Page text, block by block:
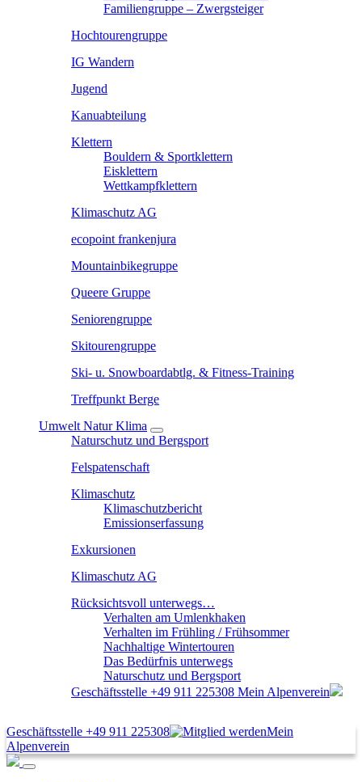
Familiengruppe – Zwergsteiger
Hochtourengruppe
IG Wandern
Jugend
Kanuabteilung
Klettern
Bouldern & Sportklettern
Eisklettern
Wettkampfklettern
Klimaschutz AG
ecopoint frankenjura
Mountainbikegruppe
Queere Gruppe
Seniorengruppe
Skitourengruppe
Ski- u. Snowboardabtlg. & Fitness-Training
Treffpunkt Berge
Umwelt Natur Klima
Naturschutz und Bergsport
Felspatenschaft
Klimaschutz
Klimaschutzbericht
Emissionserfassung
Exkursionen
Klimaschutz AG
Rücksichtsvoll unterwegs…
Verhalten am Umlenkhaken
Verhalten im Frühling / Frühsommer
Nachhaltige Wintertouren
Das Bedürfnis unterwegs
Naturschutz und Bergsport
Geschäftsstelle +49 911 225308 Mein Alpenverein
Geschäftsstelle +49 911 225308
Mein
Alpenverein